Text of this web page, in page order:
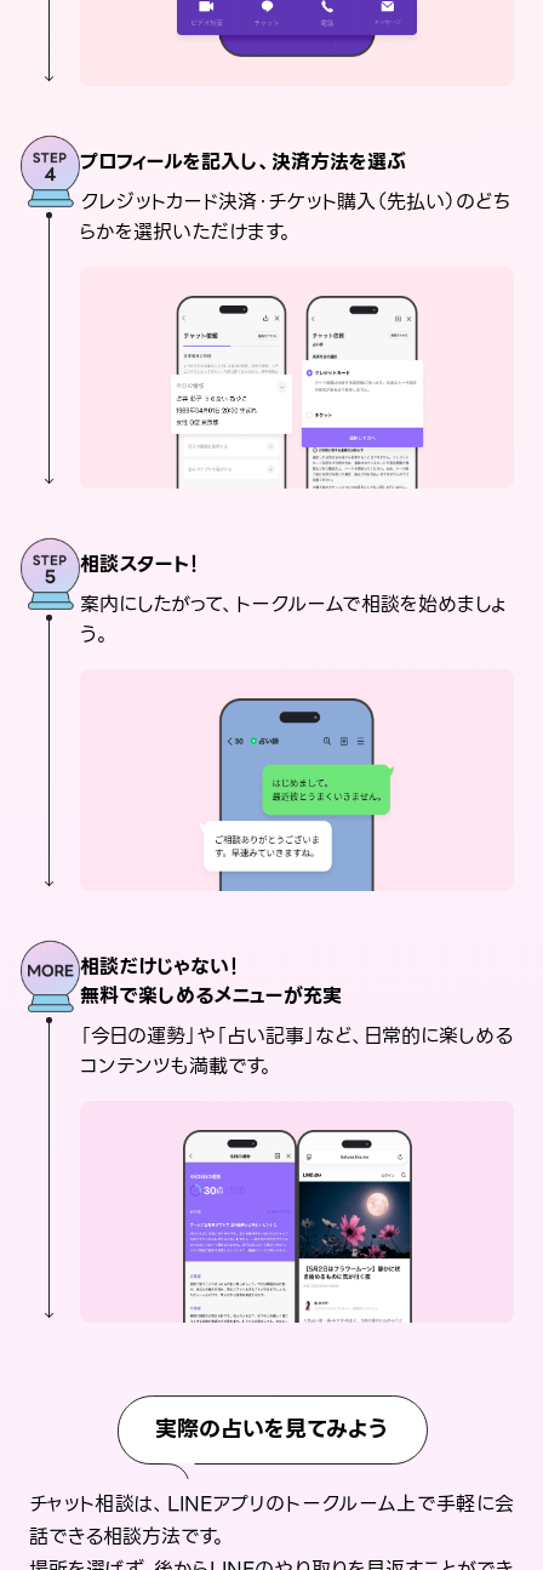
プロフィールを記入し、決済方法を選ぶ
クレジットカード決済・チケット購入（先払い）のどち
らかを選択いただけます。
相談スタート！
案内にしたがって、トークルームで相談を始めましょ
う。
相談だけじゃない！
無料で楽しめるメニューが充実
「今日の運勢」や「占い記事」など、日常的に楽しめる
コンテンツも満載です。
実際の占いを見てみよう
チャット相談は、LINEアプリのトークルーム上で手軽に会
話できる相談方法です。